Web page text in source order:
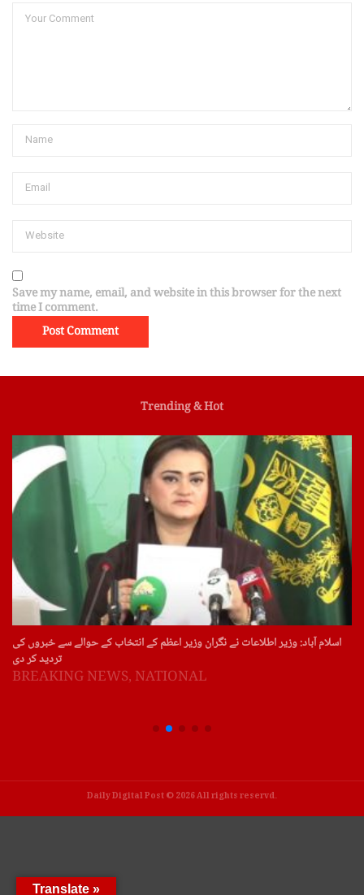
Save my name, email, and website in this browser for the next
time I comment.
Trending & Hot
اسلام آباد: وزیر اطلاعات نے نگران وزیر اعظم کے انتخاب کے حوالے سے خبروں کی
تردید کر دی
BREAKING NEWS, NATIONAL
Daily Digital Post © 2026 All rights reservd.
Translate »